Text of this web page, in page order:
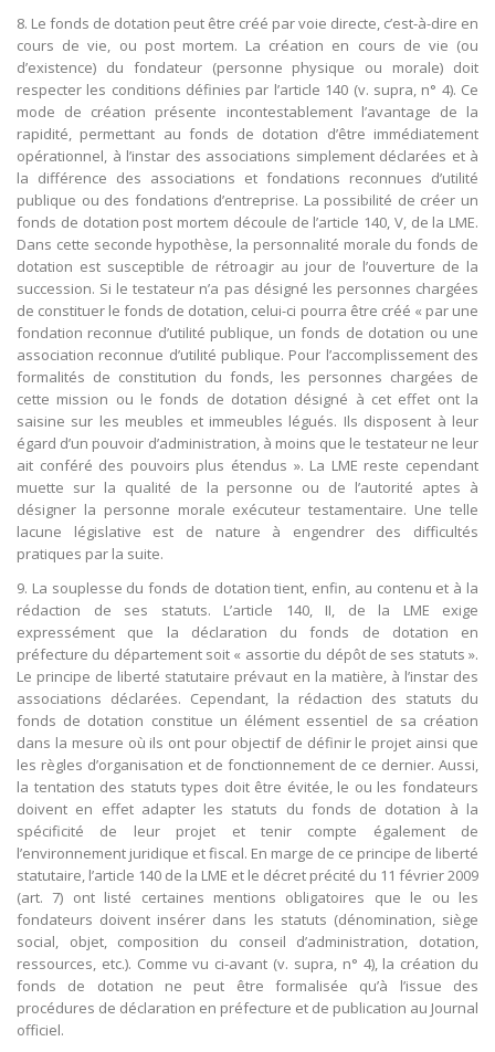
8. Le fonds de dotation peut être créé par voie directe, c’est-à-dire en
cours de vie, ou post mortem. La création en cours de vie (ou
d’existence) du fondateur (personne physique ou morale) doit
respecter les conditions définies par l’article 140 (v. supra, n° 4). Ce
mode de création présente incontestablement l’avantage de la
rapidité, permettant au fonds de dotation d’être immédiatement
opérationnel, à l’instar des associations simplement déclarées et à
la différence des associations et fondations reconnues d’utilité
publique ou des fondations d’entreprise. La possibilité de créer un
fonds de dotation post mortem découle de l’article 140, V, de la LME.
Dans cette seconde hypothèse, la personnalité morale du fonds de
dotation est susceptible de rétroagir au jour de l’ouverture de la
succession. Si le testateur n’a pas désigné les personnes chargées
de constituer le fonds de dotation, celui-ci pourra être créé « par une
fondation reconnue d’utilité publique, un fonds de dotation ou une
association reconnue d’utilité publique. Pour l’accomplissement des
formalités de constitution du fonds, les personnes chargées de
cette mission ou le fonds de dotation désigné à cet effet ont la
saisine sur les meubles et immeubles légués. Ils disposent à leur
égard d’un pouvoir d’administration, à moins que le testateur ne leur
ait conféré des pouvoirs plus étendus ». La LME reste cependant
muette sur la qualité de la personne ou de l’autorité aptes à
désigner la personne morale exécuteur testamentaire. Une telle
lacune législative est de nature à engendrer des difficultés
pratiques par la suite.
9. La souplesse du fonds de dotation tient, enfin, au contenu et à la
rédaction de ses statuts. L’article 140, II, de la LME exige
expressément que la déclaration du fonds de dotation en
préfecture du département soit « assortie du dépôt de ses statuts ».
Le principe de liberté statutaire prévaut en la matière, à l’instar des
associations déclarées. Cependant, la rédaction des statuts du
fonds de dotation constitue un élément essentiel de sa création
dans la mesure où ils ont pour objectif de définir le projet ainsi que
les règles d’organisation et de fonctionnement de ce dernier. Aussi,
la tentation des statuts types doit être évitée, le ou les fondateurs
doivent en effet adapter les statuts du fonds de dotation à la
spécificité de leur projet et tenir compte également de
l’environnement juridique et fiscal. En marge de ce principe de liberté
statutaire, l’article 140 de la LME et le décret précité du 11 février 2009
(art. 7) ont listé certaines mentions obligatoires que le ou les
fondateurs doivent insérer dans les statuts (dénomination, siège
social, objet, composition du conseil d’administration, dotation,
ressources, etc.). Comme vu ci-avant (v. supra, n° 4), la création du
fonds de dotation ne peut être formalisée qu’à l’issue des
procédures de déclaration en préfecture et de publication au Journal
officiel.